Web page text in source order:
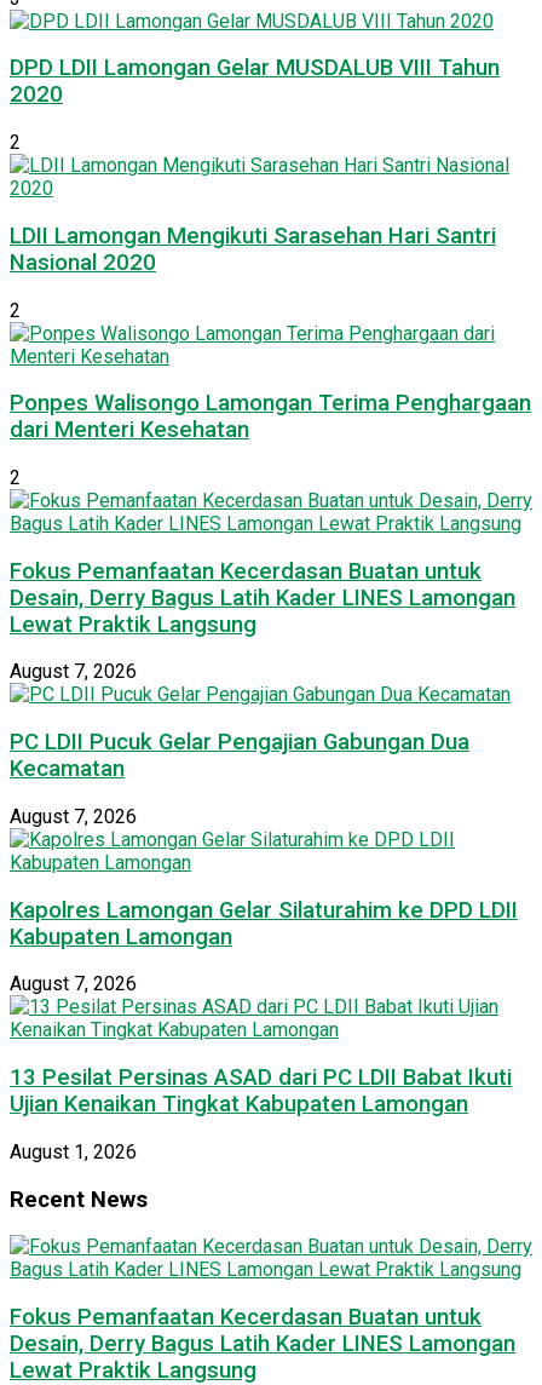
DPD LDII Lamongan Gelar MUSDALUB VIII Tahun
2020
2
LDII Lamongan Mengikuti Sarasehan Hari Santri
Nasional 2020
2
Ponpes Walisongo Lamongan Terima Penghargaan
dari Menteri Kesehatan
2
Fokus Pemanfaatan Kecerdasan Buatan untuk
Desain, Derry Bagus Latih Kader LINES Lamongan
Lewat Praktik Langsung
August 7, 2026
PC LDII Pucuk Gelar Pengajian Gabungan Dua
Kecamatan
August 7, 2026
Kapolres Lamongan Gelar Silaturahim ke DPD LDII
Kabupaten Lamongan
August 7, 2026
13 Pesilat Persinas ASAD dari PC LDII Babat Ikuti
Ujian Kenaikan Tingkat Kabupaten Lamongan
August 1, 2026
Recent News
Fokus Pemanfaatan Kecerdasan Buatan untuk
Desain, Derry Bagus Latih Kader LINES Lamongan
Lewat Praktik Langsung